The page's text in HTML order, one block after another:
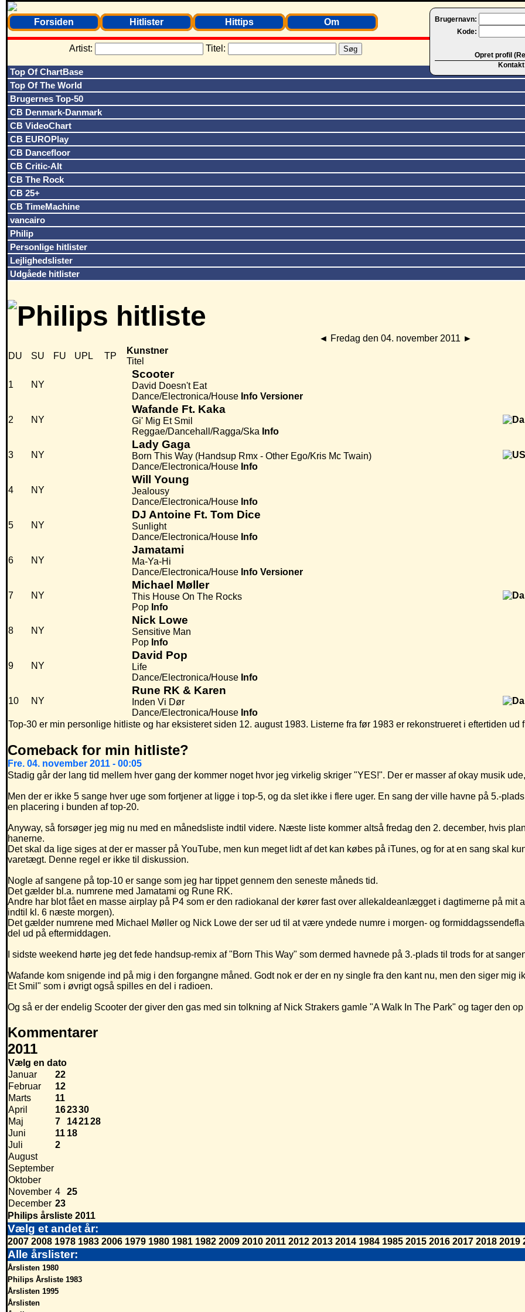
Brugernavn:
Kode:
Opret profil
Kontakt
Forsiden Hitlister Hittips Om
Artist: Titel:
Top Of ChartBase
Top Of The World
Brugernes Top-50
CB Denmark-Danmark
CB VideoChart
CB EUROPlay
CB Dancefloor
CB Critic-Alt
CB The Rock
CB 25+
CB TimeMachine
vancairo
Philip
Personlige hitlister
Lejlighedslister
Udgåede hitlister
◄ Fredag den 04. november 2011 ►
DU
SU FU UPL TP
Kunstner
Titel
1 NY
Scooter
David Doesn't Eat
Dance/Electronica/House Info Versioner
2 NY
Wafande Ft. Kaka
Gi' Mig Et Smil
Reggae/Dancehall/Ragga/Ska Info
3 NY
Lady Gaga
Born This Way (Handsup Rmx - Other Ego/Kris Mc Twain)
Dance/Electronica/House Info
4 NY
Will Young
Jealousy
Dance/Electronica/House Info
5 NY
DJ Antoine Ft. Tom Dice
Sunlight
Dance/Electronica/House Info
6 NY
Jamatami
Ma-Ya-Hi
Dance/Electronica/House Info Versioner
7 NY
Michael Møller
This House On The Rocks
Pop Info
8 NY
Nick Lowe
Sensitive Man
Pop Info
9 NY
David Pop
Life
Dance/Electronica/House Info
10 NY
Rune RK & Karen
Inden Vi Dør
Dance/Electronica/House Info
Top-30 er min personlige hitliste og har eksisteret siden 12. august 1983. Listerne fra før 1983 er rekonstrueret i eftertiden ud
Comeback for min hitliste?
Fre. 04. november 2011 - 00:05
Stadig går der lang tid mellem hver gang der kommer noget hvor jeg virkelig skriger "YES!". Der er masser af okay musik
Men der er ikke 5 sange hver uge som fortjener at ligge i top-5, og da slet ikke i flere uger. En sang der ville havne på 5.-
en placering i bunden af top-20.
Anyway, så forsøger jeg mig nu med en månedsliste indtil videre. Næste liste kommer altså fredag den 2. december, hvis
hanerne.
Det skal da lige siges at der er masser på YouTube, men kun meget lidt af det kan købes på iTunes, og for at en sang skal
varetægt. Denne regel er ikke til diskussion.
Nogle af sangene på top-10 er sange som jeg har tippet gennem den seneste måneds tid.
Det gælder bl.a. numrene med Jamatami og Rune RK.
Andre har blot fået en masse airplay på P4 som er den radiokanal der kører fast over allekaldeanlægget i dagtimerne på mit
indtil kl. 6 næste morgen).
Det gælder numrene med Michael Møller og Nick Lowe der ser ud til at være yndede numre i morgen- og
del ud på eftermiddagen.
I sidste weekend hørte jeg det fede handsup-remix af "Born This Way" som dermed havnede på 3.-plads til trods for at
Wafande kom snigende ind på mig i den forgangne måned. Godt nok er der en ny single fra den kant nu, men den siger mig
Et Smil" som i øvrigt også spilles en del i radioen.
Og så er der endelig Scooter der giver den gas med sin tolkning af Nick Strakers gamle "A Walk In The Park" og tager den
Kommentarer
2011
Vælg en dato
Januar
22
Februar
12
Marts
11
April
162330
Maj
7 142128
Juni
11 18
Juli
2
August
September
Oktober
November 4
25
December 23
Philips årsliste 2011
Vælg et andet år:
2007 2008 1978 1983 2006 1979 1980 1981 1982 2009 2010 2011 2012 2013 2014 1984 1985 2015 2016 2017 2018 2019
Alle årslister:
Årslisten 1980
Philips Årsliste 1983
Årslisten 1995
Årslisten